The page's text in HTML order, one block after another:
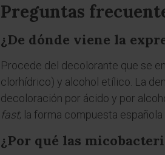
Preguntas
¿De dónde viene la
Procede del decolorante que se
clorhídrico) y alcohol etílico. La
decoloración por ácido y por
fast; la forma compuesta
¿Por qué las